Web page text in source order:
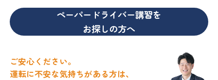
ペーパードライバー講習を
お探しの方へ
ご安心ください。
運転に不安な気持ちがある方は、